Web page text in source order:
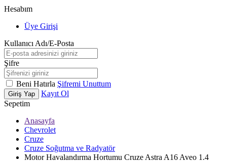
Hesabım
Üye Girişi
Kullanıcı Adı/E-Posta
Şifre
Beni Hatırla Şifremi Unuttum
Giriş Yap
Kayıt Ol
Sepetim
Anasayfa
Chevrolet
Cruze
Cruze Soğutma ve Radyatör
Motor Havalandırma Hortumu Cruze Astra A16 Aveo 1.4